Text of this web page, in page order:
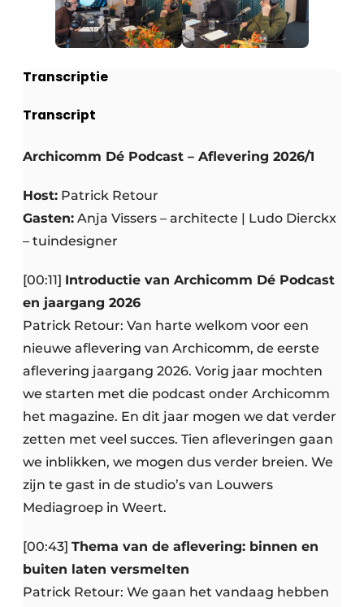
Transcriptie
Transcript
Archicomm Dé Podcast – Aflevering 2026/1
Host: Patrick Retour
Gasten: Anja Vissers – architecte | Ludo Dierckx
– tuindesigner
[00:11] Introductie van Archicomm Dé Podcast
en jaargang 2026
Patrick Retour: Van harte welkom voor een
nieuwe aflevering van Archicomm, de eerste
aflevering jaargang 2026. Vorig jaar mochten
we starten met die podcast onder Archicomm
het magazine. En dit jaar mogen we dat verder
zetten met veel succes. Tien afleveringen gaan
we inblikken, we mogen dus verder breien. We
zijn te gast in de studio’s van Louwers
Mediagroep in Weert.
[00:43] Thema van de aflevering: binnen en
buiten laten versmelten
Patrick Retour: We gaan het vandaag hebben